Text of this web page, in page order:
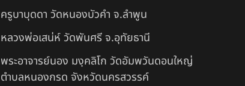
ครูบาบุดดา วัดหนองบัวคํา จ.ลําพูน
หลวงพ่อเสน่ห์ วัดพันศรี จ.อุทัยธานี
พระอาจารย์นอง มงฺคลิโก วัดอัมพวันดอนใหญ่
ตำบลหนองกรด จังหวัดนครสวรรค์